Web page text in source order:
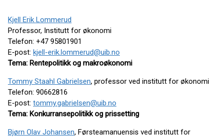
Kjell Erik Lommerud
Professor, Institutt for økonomi
Telefon: +47 95801901
E-post: kjell-erik.lommerud@uib.no
Tema: Rentepolitikk og makroøkonomi
Tommy Staahl Gabrielsen, professor ved institutt for økonomi
Telefon: 90662816
E-post: tommy.gabrielsen@uib.no
Tema: Konkurransepolitikk og prissetting
Bjørn Olav Johansen, Førsteamanuensis ved institutt for